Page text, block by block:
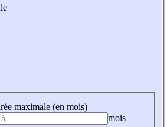
maximale (en mois)
mois